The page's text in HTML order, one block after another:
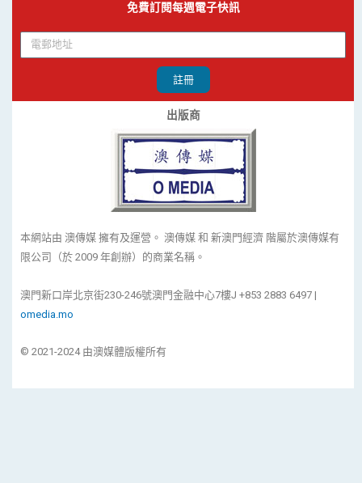
免費訂閱每週電子快訊
註冊
出版商
本網站由 澳傳媒 擁有及運營。 澳傳媒 和 新澳門經濟 階屬於澳傳媒有
限公司（於 2009 年創辦）的商業名稱。
澳門新口岸北京街230-246號澳門金融中心7樓J +853 2883 6497 |
omedia.mo
© 2021-2024 由澳媒體版權所有